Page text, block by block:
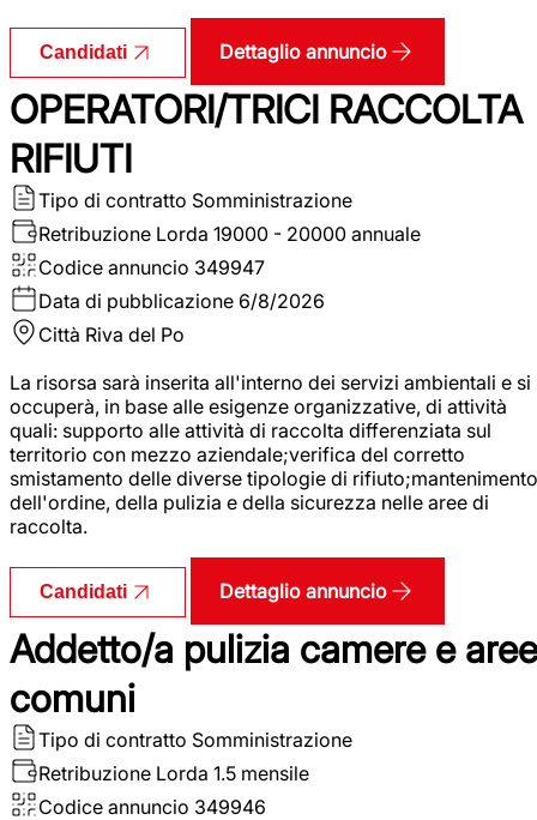
Candidati Dettaglio annuncio
OPERATORI/TRICI RACCOLTA
RIFIUTI
Tipo di contratto Somministrazione
Retribuzione Lorda 19000 - 20000 annuale
Codice annuncio 349947
Data di pubblicazione 6/8/2026
Città Riva del Po
La risorsa sarà inserita all'interno dei servizi ambientali e si
occuperà, in base alle esigenze organizzative, di attività
quali: supporto alle attività di raccolta differenziata sul
territorio con mezzo aziendale;verifica del corretto
smistamento delle diverse tipologie di rifiuto;mantenimento
dell'ordine, della pulizia e della sicurezza nelle aree di
raccolta.
Candidati Dettaglio annuncio
Addetto/a pulizia camere e aree
comuni
Tipo di contratto Somministrazione
Retribuzione Lorda 1.5 mensile
Codice annuncio 349946